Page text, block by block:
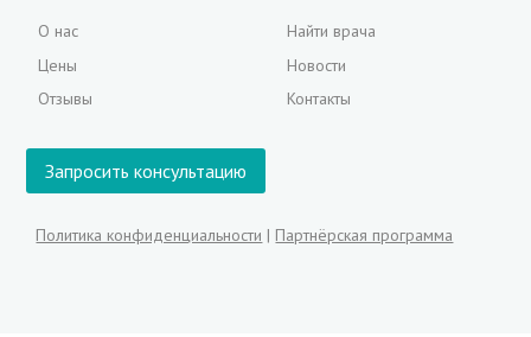
О нас
Цены
Отзывы
Найти врача
Новости
Контакты
Запросить консультацию
Политика конфиденциальности | Партнёрская программа